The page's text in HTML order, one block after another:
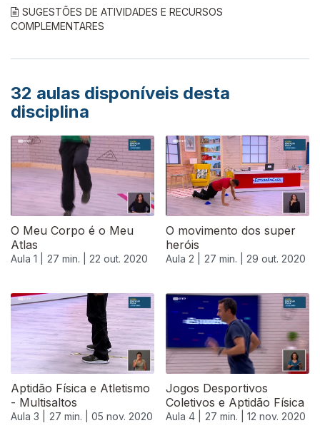
SUGESTÕES DE ATIVIDADES E RECURSOS
COMPLEMENTARES
32 aulas disponíveis desta
disciplina
O Meu Corpo é o Meu
Atlas
Aula 1 | 27 min. | 22 out. 2020
O movimento dos super
heróis
Aula 2 | 27 min. | 29 out. 2020
Aptidão Física e Atletismo
- Multisaltos
Aula 3 | 27 min. | 05 nov. 2020
Jogos Desportivos
Coletivos e Aptidão Física
Aula 4 | 27 min. | 12 nov. 2020